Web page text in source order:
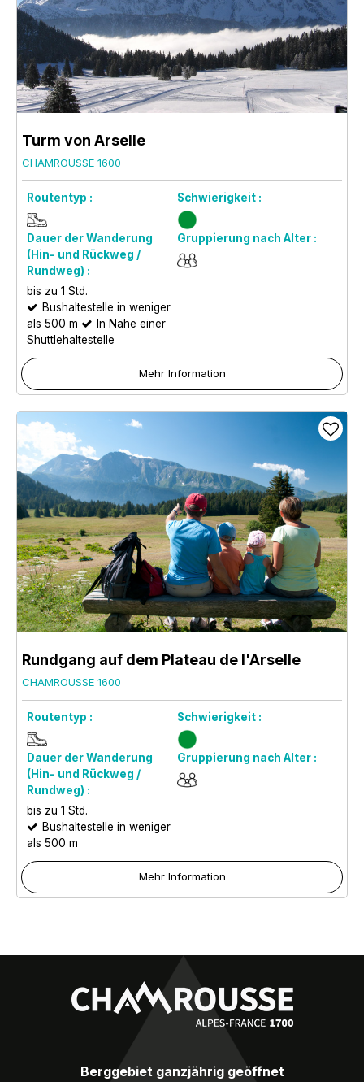
Turm von Arselle
CHAMROUSSE 1600
Routentyp : Schwierigkeit :
Dauer der Wanderung
(Hin- und Rückweg /
Rundweg) :
bis zu 1 Std.
Gruppierung nach Alter :
Bushaltestelle in weniger
als 500 m
In Nähe einer
Shuttlehaltestelle
Mehr Information
Rundgang auf dem Plateau de l'Arselle
CHAMROUSSE 1600
Routentyp : Schwierigkeit :
Dauer der Wanderung
(Hin- und Rückweg /
Rundweg) :
bis zu 1 Std.
Gruppierung nach Alter :
Bushaltestelle in weniger
als 500 m
Mehr Information
Berggebiet ganzjährig geöffnet